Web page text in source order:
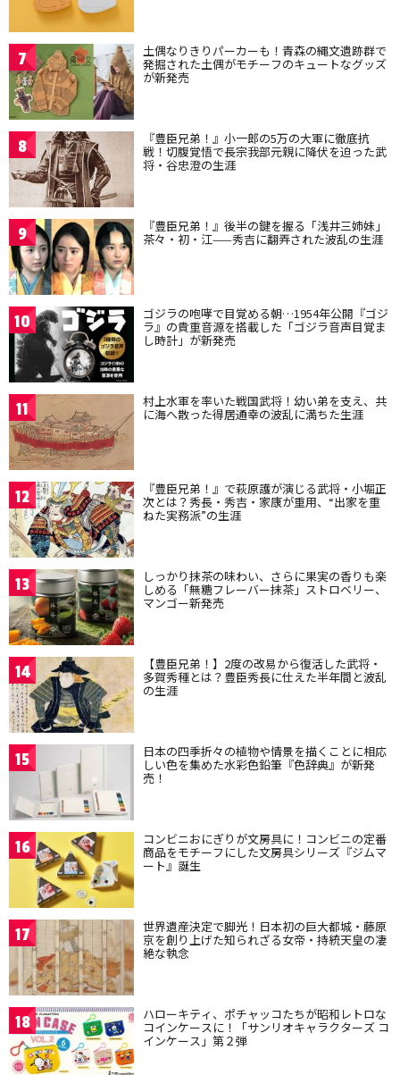
7 土偶なりきりパーカーも！青森の縄文遺跡群で
発掘された土偶がモチーフのキュートなグッズ
が新発売
8 『豊臣兄弟！』小一郎の5万の大軍に徹底抗
戦！切腹覚悟で長宗我部元親に降伏を迫った武
将・谷忠澄の生涯
9 『豊臣兄弟！』後半の鍵を握る「浅井三姉妹」
茶々・初・江——秀吉に翻弄された波乱の生涯
10 ゴジラの咆哮で目覚める朝…1954年公開『ゴジ
ラ』の貴重音源を搭載した「ゴジラ音声目覚ま
し時計」が新発売
11 村上水軍を率いた戦国武将！幼い弟を支え、共
に海へ散った得居通幸の波乱に満ちた生涯
12 『豊臣兄弟！』で萩原護が演じる武将・小堀正
次とは？秀長・秀吉・家康が重用、“出家を重
ねた実務派”の生涯
13 しっかり抹茶の味わい、さらに果実の香りも楽
しめる「無糖フレーバー抹茶」ストロベリー、
マンゴー新発売
14 【豊臣兄弟！】2度の改易から復活した武将・
多賀秀種とは？豊臣秀長に仕えた半年間と波乱
の生涯
15 日本の四季折々の植物や情景を描くことに相応
しい色を集めた水彩色鉛筆『色辞典』が新発
売！
16 コンビニおにぎりが文房具に！コンビニの定番
商品をモチーフにした文房具シリーズ『ジムマ
ート』誕生
17 世界遺産決定で脚光！日本初の巨大都城・藤原
京を創り上げた知られざる女帝・持統天皇の凄
絶な執念
18 ハローキティ、ポチャッコたちが昭和レトロな
コインケースに！「サンリオキャラクターズ コ
インケース」第２弾